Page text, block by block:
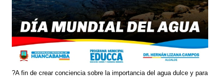
?A fin de crear conciencia sobre la importancia del agua dulce y para